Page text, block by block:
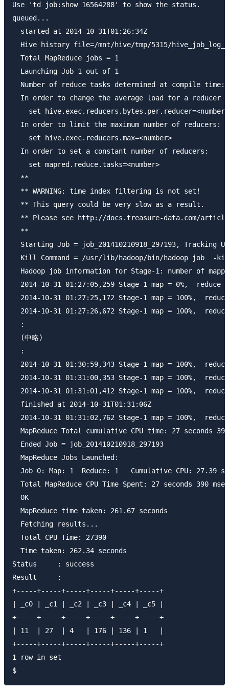
Use 'td job:show 16564288' to show the status.
queued...
  started at 2014-10-31T01:26:34Z
Hive history file=/mnt/hive/tmp/5315/
  Total MapReduce jobs = 1
  Launching Job 1 out of 1
Number of reduce tasks determined at compile time:
In order to change the average load for a reducer
    set hive.exec.reducers.bytes.per.reducer=<number>
  In order to limit the maximum number of reducers:
    set hive.exec.reducers.max=<number>
  In order to set a constant number of reducers:
    set mapred.reduce.tasks=<number>
  **
  ** WARNING: time index filtering is not set!
  ** This query could be very slow as a result.
** Please see http://docs.treasure-data.com/
  **
Starting Job = job_201410210918_297193, Tracking
Kill Command = /usr/lib/hadoop/bin/hadoop job  -
Hadoop job information for Stage-1: number of
2014-10-31 01:27:05,259 Stage-1 map = 0%,  reduce
2014-10-31 01:27:25,172 Stage-1 map = 100%,
2014-10-31 01:27:26,672 Stage-1 map = 100%,
  :
  (中略)
  :
2014-10-31 01:30:59,343 Stage-1 map = 100%,
2014-10-31 01:31:00,353 Stage-1 map = 100%,
2014-10-31 01:31:01,412 Stage-1 map = 100%,
  finished at 2014-10-31T01:31:06Z
2014-10-31 01:31:02,762 Stage-1 map = 100%,
MapReduce Total cumulative CPU time: 27 seconds
  Ended Job = job_201410210918_297193
  MapReduce Jobs Launched:
Job 0: Map: 1  Reduce: 1   Cumulative CPU: 27.39
  Total MapReduce CPU Time Spent: 27 seconds 390 msec
  OK
  MapReduce time taken: 261.67 seconds
  Fetching results...
  Total CPU Time: 27390
  Time taken: 262.34 seconds
Status     : success
Result     :
+-----+-----
| _c0 | _c1 | _c2 | _c3 | _c4 | _c5 |
+-----+-----+-----+-----+-----+-----+
| 11  | 27  | 4   | 176 | 136 | 1   |
+-----+-----+-----+-----+-----+-----+
1 row in set